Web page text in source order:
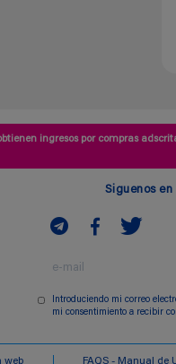
ingresos por compras
Siguenos en
Introduciendo mi correo
mi consentimiento a recibir
web FAQS - Manual de